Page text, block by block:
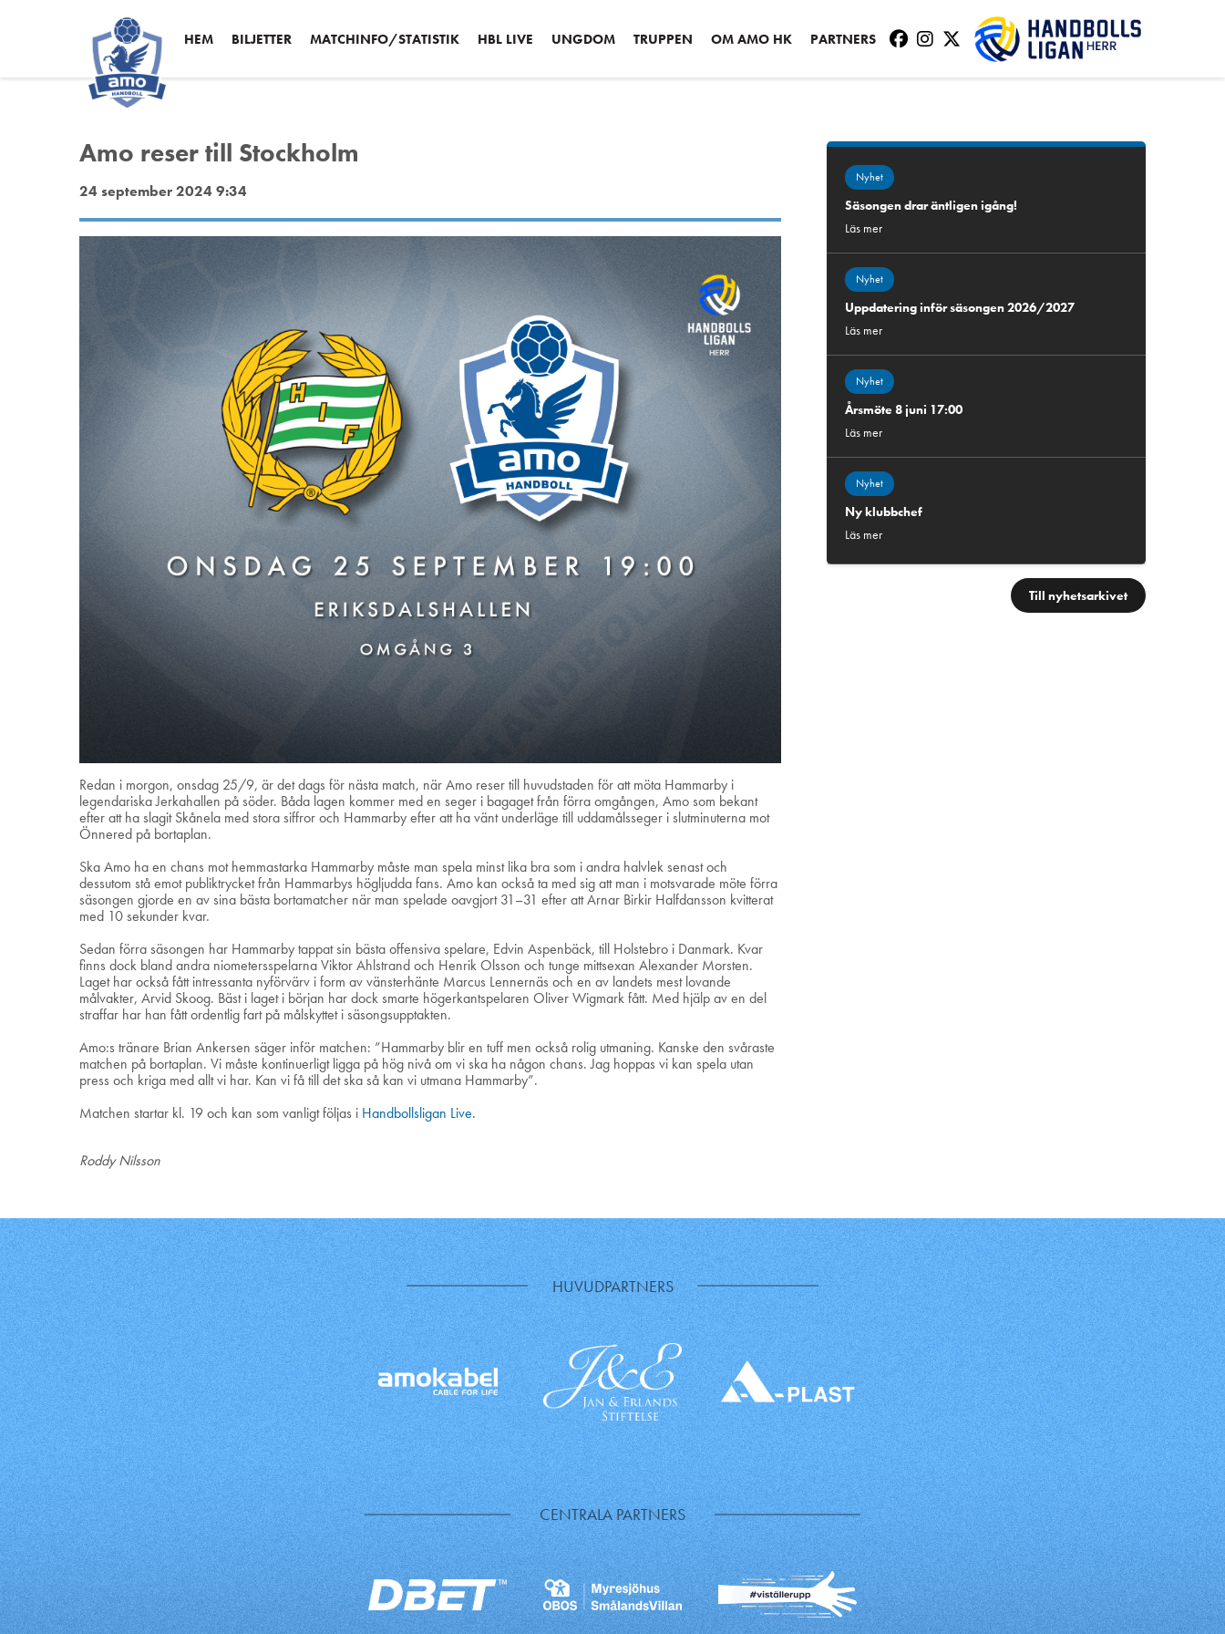
HEM BILJETTER MATCHINFO/STATISTIK HBL LIVE UNGDOM TRUPPEN OM AMO HK PARTNERS
Amo reser till Stockholm
24 september 2024 9:34
Redan i morgon, onsdag 25/9, är det dags för nästa match, när Amo reser till huvudstaden för att möta Hammarby i
legendariska Jerkahallen på söder. Båda lagen kommer med en seger i bagaget från förra omgången, Amo som bekant
efter att ha slagit Skånela med stora siffror och Hammarby efter att ha vänt underläge till uddamålsseger i slutminuterna mot
Önnered på bortaplan.
Ska Amo ha en chans mot hemmastarka Hammarby måste man spela minst lika bra som i andra halvlek senast och
dessutom stå emot publiktrycket från Hammarbys högljudda fans. Amo kan också ta med sig att man i motsvarade möte förra
säsongen gjorde en av sina bästa bortamatcher när man spelade oavgjort 31–31 efter att Arnar Birkir Halfdansson kvitterat
med 10 sekunder kvar.
Sedan förra säsongen har Hammarby tappat sin bästa offensiva spelare, Edvin Aspenbäck, till Holstebro i Danmark. Kvar
finns dock bland andra niometersspelarna Viktor Ahlstrand och Henrik Olsson och tunge mittsexan Alexander Morsten.
Laget har också fått intressanta nyförvärv i form av vänsterhänte Marcus Lennernäs och en av landets mest lovande
målvakter, Arvid Skoog. Bäst i laget i början har dock smarte högerkantspelaren Oliver Wigmark fått. Med hjälp av en del
straffar har han fått ordentlig fart på målskyttet i säsongsupptakten.
Amo:s tränare Brian Ankersen säger inför matchen: ”Hammarby blir en tuff men också rolig utmaning. Kanske den svåraste
matchen på bortaplan. Vi måste kontinuerligt ligga på hög nivå om vi ska ha någon chans. Jag hoppas vi kan spela utan
press och kriga med allt vi har. Kan vi få till det ska så kan vi utmana Hammarby”.
Matchen startar kl. 19 och kan som vanligt följas i Handbollsligan Live.
Roddy Nilsson
Nyhet
Säsongen drar äntligen igång!
Läs mer
Nyhet
Uppdatering inför säsongen 2026/2027
Läs mer
Nyhet
Årsmöte 8 juni 17:00
Läs mer
Nyhet
Ny klubbchef
Läs mer
Till nyhetsarkivet
HUVUDPARTNERS
CENTRALA PARTNERS